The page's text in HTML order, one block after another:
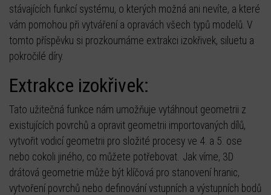
stávajících funkcí systému, o kterých možná ani nevíte, a které
vám pomohou při vytváření a opravách všech typů modelů. V
tomto příspěvku si prozkoumáme extrakci izokřivek, siluetu a
pokročilé díry.
Extrakce izokřivek:
Tato užitečná funkce nám umožňuje vytáhnout geometrii z
existujících povrchů a opravit geometrii importovaných dílů,
vytvořit vodicí geometrii pro složité procesy ve 4. a 5. ose
nebo cokoli jiného, co můžete potřebovat. Jak víme, 3D
drátová geometrie může být klíčová pro stanovení hranic,
vytvoření povrchů nebo definování vstupních a výstupních bodů